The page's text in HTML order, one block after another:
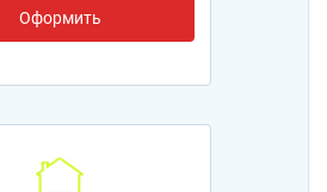
Оформить